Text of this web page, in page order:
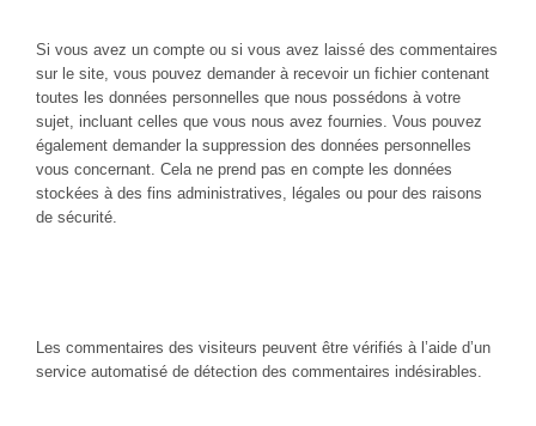
Si vous avez un compte ou si vous avez laissé des commentaires
sur le site, vous pouvez demander à recevoir un fichier contenant
toutes les données personnelles que nous possédons à votre
sujet, incluant celles que vous nous avez fournies. Vous pouvez
également demander la suppression des données personnelles
vous concernant. Cela ne prend pas en compte les données
stockées à des fins administratives, légales ou pour des raisons
de sécurité.
Les commentaires des visiteurs peuvent être vérifiés à l’aide d’un
service automatisé de détection des commentaires indésirables.